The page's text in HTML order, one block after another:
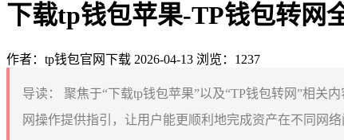
下载tp钱包苹果-TP钱包转网
作者：tp钱包官网下载 2026-04-13 浏览：1237
导读：
聚焦于“下载tp钱包苹果”以及“TP钱包转网”相关
网操作提供指引，让用户能更顺利地完成资产在不同网